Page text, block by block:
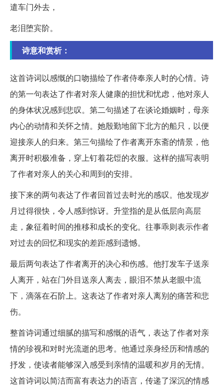
遣车门外去，
老泪堕宾阶。
诗意和赏析：
这首诗词以感慨的口吻描绘了作者侍奉亲人时的心情。诗
的第一句表达了作者对亲人健康的担忧和忧虑，他对亲人
的身体状况感到悲叹。第二句描述了在谈论婚姻时，母亲
内心的动情和关怀之情。她殷勤地留下北方的船只，以便
迎接亲人的归来。第三句描绘了作者离开东斋的情景，他
离开时积极准备，穿上钉着花饾的衣服。这样的描写表明
了作者对亲人的关心和周到的安排。
接下来的两句表达了作者回首过去时光的感叹。他发现岁
月过得很快，令人感到惊讶。升堂指的是从低层向高层
走，象征着时间的推移和成长的变化。往事乖则表示作者
对过去的回忆和现实的差距感到遗憾。
最后两句表达了作者离开的决心和伤感。他打发车子送亲
人离开，站在门外目送亲人离去，眼泪不禁从老眼中流
下，滴落在石阶上。这表达了作者对亲人离别的痛苦和悲
伤。
整首诗词通过细腻的描写和感慨的语气，表达了作者对亲
情的珍视和对时光流逝的思考。他通过亲身经历和情感的
抒发，使读者能够深入感受到亲情的温暖和岁月的无情。
这首诗词以简洁而富有表达力的语言，传递了深沉的情感